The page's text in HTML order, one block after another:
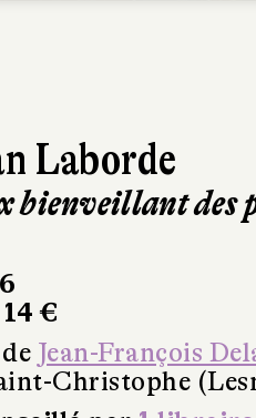
Laborde
bienveillant des
€
Jean-François
Christophe